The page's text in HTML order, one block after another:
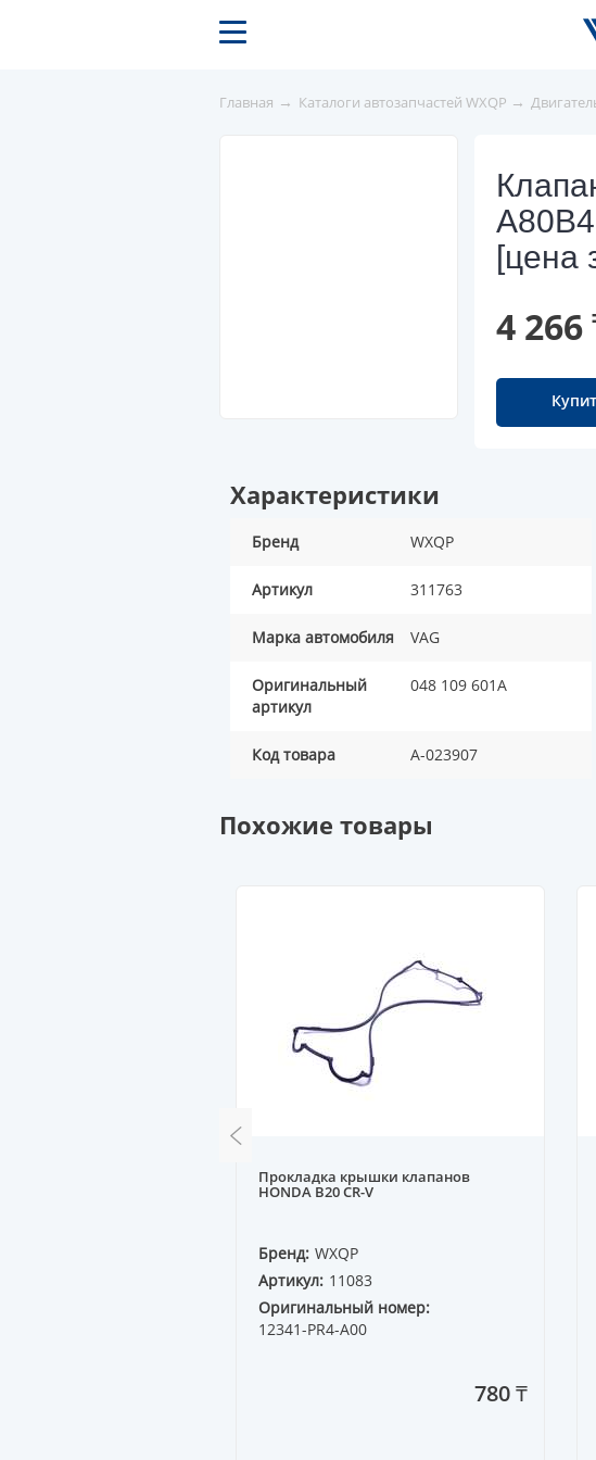
Главная → Каталоги автозапчастей WXQP →
[цена
4 266
Характеристики
Бренд WXQP
Артикул 311763
Марка автомобиля VAG
Оригинальный
артикул
048 109 601A
Код товара A-023907
Похожие товары
Прокладка крышки клапанов
HONDA B20 CR-V
Бренд: WXQP
Артикул: 11083
Оригинальный номер:
12341-PR4-A00
780 ₸